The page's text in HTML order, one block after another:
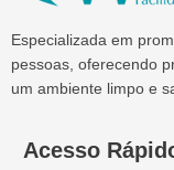
Especializada em
pessoas, oferecendo
um ambiente limpo e
Acesso